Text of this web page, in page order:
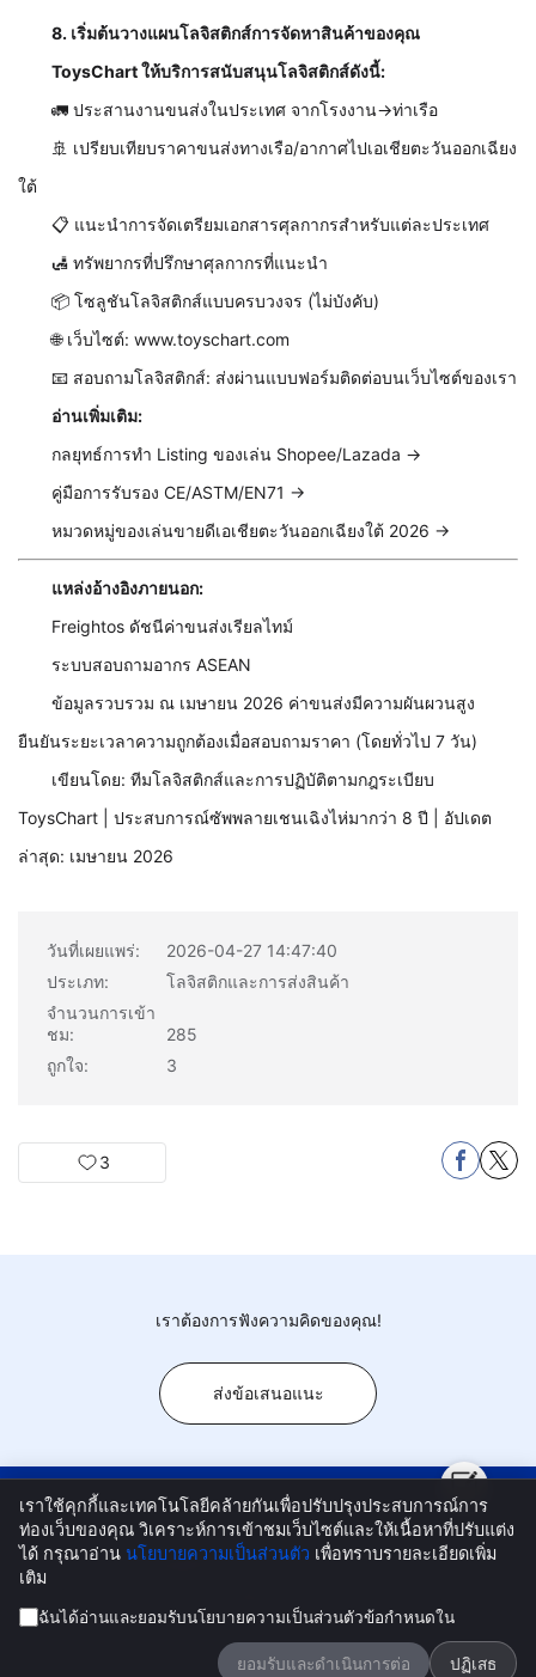
8. เริ่มต้นวางแผนโลจิสติกส์การจัดหาสินค้าของคุณ
ToysChart ให้บริการสนับสนุนโลจิสติกส์ดังนี้:
🚛 ประสานงานขนส่งในประเทศ จากโรงงาน→ท่าเรือ
🚢 เปรียบเทียบราคาขนส่งทางเรือ/อากาศไปเอเชียตะวันออกเฉียง
ใต้
📋 แนะนำการจัดเตรียมเอกสารศุลกากรสำหรับแต่ละประเทศ
🛃 ทรัพยากรที่ปรึกษาศุลกากรที่แนะนำ
📦 โซลูชันโลจิสติกส์แบบครบวงจร (ไม่บังคับ)
🌐 เว็บไซต์: www.toyschart.com
📧 สอบถามโลจิสติกส์: ส่งผ่านแบบฟอร์มติดต่อบนเว็บไซต์ของเรา
อ่านเพิ่มเติม:
กลยุทธ์การทำ Listing ของเล่น Shopee/Lazada →
คู่มือการรับรอง CE/ASTM/EN71 →
หมวดหมู่ของเล่นขายดีเอเชียตะวันออกเฉียงใต้ 2026 →
แหล่งอ้างอิงภายนอก:
Freightos ดัชนีค่าขนส่งเรียลไทม์
ระบบสอบถามอากร ASEAN
ข้อมูลรวบรวม ณ เมษายน 2026 ค่าขนส่งมีความผันผวนสูง
ยืนยันระยะเวลาความถูกต้องเมื่อสอบถามราคา (โดยทั่วไป 7 วัน)
เขียนโดย: ทีมโลจิสติกส์และการปฏิบัติตามกฎระเบียบ
ToysChart | ประสบการณ์ซัพพลายเชนเฉิงไห่มากว่า 8 ปี | อัปเดต
ล่าสุด: เมษายน 2026
วันที่เผยแพร่:
2026-04-27 14:47:40
ประเภท:
โลจิสติกและการส่งสินค้า
จำนวนการเข้า
ชม:
285
ถูกใจ:
3
3
เราต้องการฟังความคิดของคุณ!
ส่งข้อเสนอแนะ
ศูนย์สินค้า เกี่ยวกับเราบล็อกติดต่อเราศูนย์ลูกค้า
ความช่วยเหลือผู้ใช้ นโยบายความเป็นส่วนตัว
Copyright © 2025-2026 www.toyschart.com All Rights
เราใช้คุกกี้และเทคโนโลยีคล้ายกันเพื่อปรับปรุงประสบการณ์การ
ท่องเว็บของคุณ วิเคราะห์การเข้าชมเว็บไซต์และให้เนื้อหาที่ปรับแต่ง
ได้ กรุณาอ่าน นโยบายความเป็นส่วนตัว เพื่อทราบรายละเอียดเพิ่ม
เติม
ฉันได้อ่านและยอมรับนโยบายความเป็นส่วนตัวข้อกำหนดใน
ยอมรับและดำเนินการต่อ ปฏิเสธ